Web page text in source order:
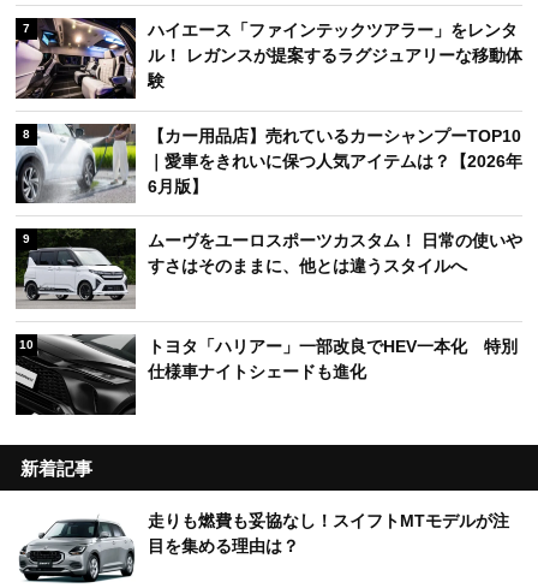
7
ハイエース「ファインテックツアラー」をレンタ
ル！ レガンスが提案するラグジュアリーな移動体
験
8
【カー用品店】売れているカーシャンプーTOP10
｜愛車をきれいに保つ人気アイテムは？【2026年
6月版】
9
ムーヴをユーロスポーツカスタム！ 日常の使いや
すさはそのままに、他とは違うスタイルへ
10
トヨタ「ハリアー」一部改良でHEV一本化 特別
仕様車ナイトシェードも進化
新着記事
走りも燃費も妥協なし！スイフトMTモデルが注
目を集める理由は？